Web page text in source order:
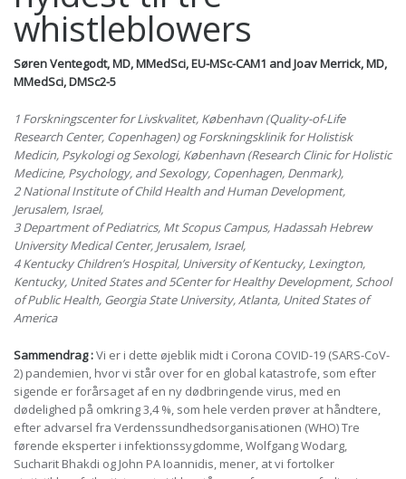
whistleblowers
Søren Ventegodt, MD, MMedSci, EU-MSc-CAM1 and Joav Merrick, MD,
MMedSci, DMSc2-5
1 Forskningscenter for Livskvalitet, København (Quality-of-Life
Research Center, Copenhagen) og Forskningsklinik for Holistisk
Medicin, Psykologi og Sexologi, København (Research Clinic for Holistic
Medicine, Psychology, and Sexology, Copenhagen, Denmark),
2 National Institute of Child Health and Human Development,
Jerusalem, Israel,
3 Department of Pediatrics, Mt Scopus Campus, Hadassah Hebrew
University Medical Center, Jerusalem, Israel,
4 Kentucky Children’s Hospital, University of Kentucky, Lexington,
Kentucky, United States and 5Center for Healthy Development, School
of Public Health, Georgia State University, Atlanta, United States of
America
Sammendrag :Vi er i dette øjeblik midt i Corona COVID-19 (SARS-CoV-
2) pandemien, hvor vi står over for en global katastrofe, som efter
sigende er forårsaget af en ny dødbringende virus, med en
dødelighed på omkring 3,4 %, som hele verden prøver at håndtere,
efter advarsel fra Verdenssundhedsorganisationen (WHO) Tre
førende eksperter i infektionssygdomme, Wolfgang Wodarg,
Sucharit Bhakdi og John PA Ioannidis, mener, at vi fortolker